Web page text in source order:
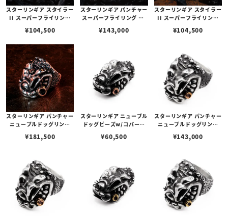
スターリンギア スタイラー
II スーパーフライリング
ロゴ/テクスチャー
¥104,500
スターリンギア パンチャー
スーパーフライリング w/
ゴ/テクスチャー
¥143,000
スターリンギア スタイラー
II スーパーフライリング
ロゴ/テクスチャー
¥104,500
スターリンギア パンチャー
ニューブルドッグリング
ギアロゴ
¥181,500
スターリンギア ニューブル
ドッグビーズw/コパーシ
¥60,500
スターリンギア パンチャー
ニューブルドッグリング
¥143,000